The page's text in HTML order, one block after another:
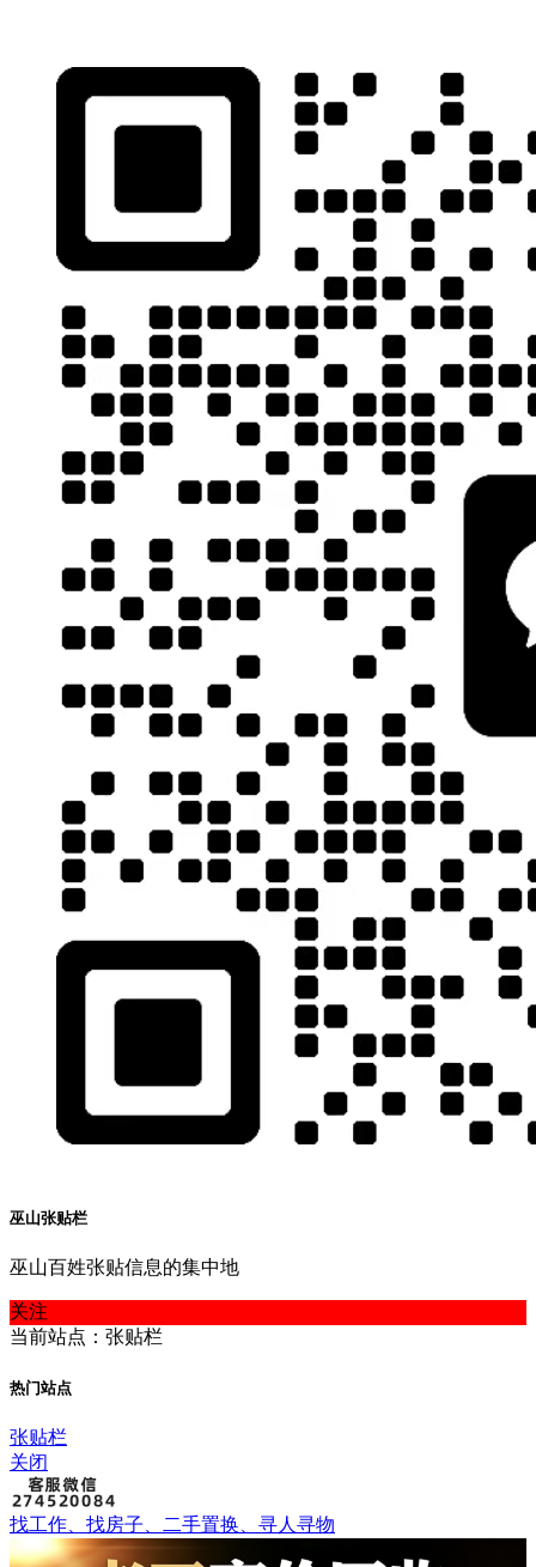
巫山张贴栏
巫山百姓张贴信息的集中地
关注
当前站点：张贴栏
热门站点
张贴栏
关闭
找工作、找房子、二手置换、寻人寻物